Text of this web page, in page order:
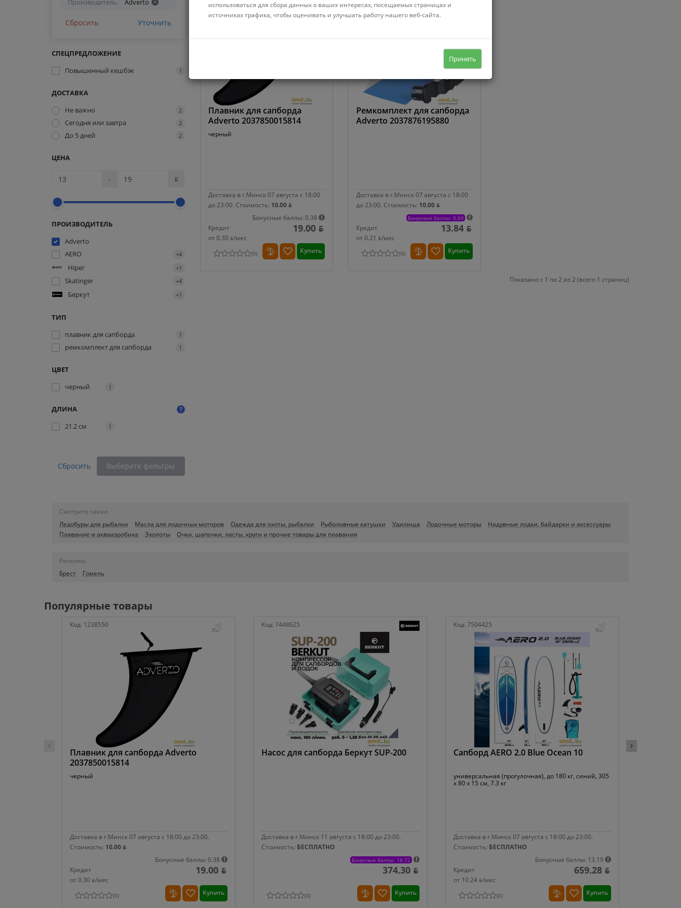
Производитель: Adverto
Сбросить Уточнить
СПЕЦПРЕДЛОЖЕНИЕ
Повышенный кешбэк
1
ДОСТАВКА
Не важно
2
Сегодня или завтра 2
До 5 дней 2
ЦЕНА
- ƃ
ПРОИЗВОДИТЕЛЬ
Adverto
AERO
+4
Hiper +1
Skatinger +4
Беркут +1
ТИП
плавник для сапборда
1
ремкомплект для сапборда 1
ЦВЕТ
черный
1
ДЛИНА
21.2 см
1
Сбросить Выберите фильтры
Плавник для сапборда
Adverto 2037850015814
черный
Доставка в г.Минск 07 августа с 18:00
до 23:00. Стоимость: 10.00 ƃ
Бонусные баллы: 0.38
Кредит
от 0.30 ƃ/мec
19.00 ƃ
(0) Купить
Ремкомплект для сапборда
Adverto 2037876195880
Доставка в г.Минск 07 августа с 18:00
до 23:00. Стоимость: 10.00 ƃ
Бонусные баллы: 0.69
Кредит
от 0.21 ƃ/мec
13.84 ƃ
(0) Купить
Показано с 1 по 2 из 2 (всего 1 страниц)
Смотрите также
Ледобуры для рыбалки
Масла для лодочных моторов Одежда для охоты, рыбалки Рыболовные катушки Удилища Лодочные моторы
Надувные лодки, байдарки и аксессуары
Плавание и аквааэробика
Эхолоты Очки, шапочки, ласты, круги и прочие товары для плавания
Регионы
Брест
Гомель
Популярные товары
Код: 1238550
Плавник для сапборда Adverto
2037850015814
черный
Доставка в г.Минск 07 августа с 18:00 до 23:00.
Стоимость: 10.00 ƃ
Бонусные баллы: 0.38
Кредит
от 0.30 ƃ/мec
19.00 ƃ
(0) Купить
Код:7448625
Насос для сапборда Беркут SUP-200
Доставка в г.Минск 11 августа с 18:00 до 23:00.
Стоимость: БЕСПЛАТНО
Бонусные баллы: 18.72
374.30 ƃ
(0) Купить
Код: 7504425
Сапборд AERO 2.0 Blue Ocean 10
универсальная (прогулочная), до 180 кг, синий, 305
x 80 x 15 см, 7.3 кг
Доставка в г.Минск 07 августа с 18:00 до 23:00.
Стоимость: БЕСПЛАТНО
Бонусные баллы: 13.19
Кредит
от 10.24 ƃ/мec
659.28 ƃ
(0) Купить
использоваться для сбора данных о ваших интересах, посещаемых страницах и
источниках трафика, чтобы оценивать и улучшать работу нашего веб-сайта.
Принять